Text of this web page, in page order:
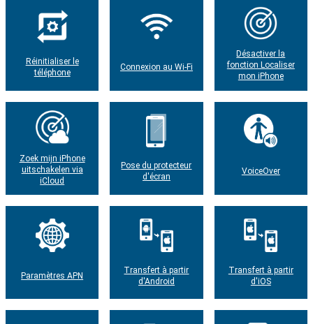
Réinitialiser le
téléphone
Connexion au Wi-Fi
Désactiver la
fonction Localiser
mon iPhone
Zoek mijn iPhone
uitschakelen via
iCloud
Pose du protecteur
d'écran
VoiceOver
Paramètres APN
Transfert à partir
d'Android
Transfert à partir
d'iOS